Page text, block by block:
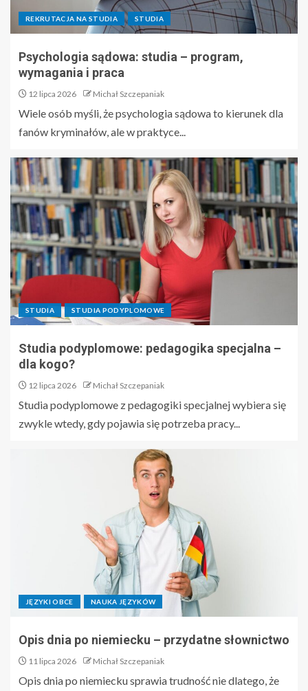
REKRUTACJA NA STUDIA STUDIA
Psychologia sądowa: studia – program,
wymagania i praca
12 lipca 2026 Michał Szczepaniak
Wiele osób myśli, że psychologia sądowa to kierunek dla
fanów kryminałów, ale w praktyce...
STUDIA STUDIA PODYPLOMOWE
Studia podyplomowe: pedagogika specjalna –
dla kogo?
12 lipca 2026 Michał Szczepaniak
Studia podyplomowe z pedagogiki specjalnej wybiera się
zwykle wtedy, gdy pojawia się potrzeba pracy...
JĘZYKI OBCE NAUKA JĘZYKÓW
Opis dnia po niemiecku – przydatne słownictwo
11 lipca 2026 Michał Szczepaniak
Opis dnia po niemiecku sprawia trudność nie dlatego, że